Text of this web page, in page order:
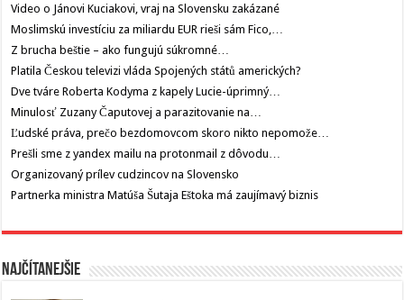
Video o Jánovi Kuciakovi, vraj na Slovensku zakázané
Moslimskú investíciu za miliardu EUR rieši sám Fico,…
Z brucha beštie – ako fungujú súkromné…
Platila Českou televizi vláda Spojených států amerických?
Dve tváre Roberta Kodyma z kapely Lucie-úprimný…
Minulosť Zuzany Čaputovej a parazitovanie na…
Ľudské práva, prečo bezdomovcom skoro nikto nepomože…
Prešli sme z yandex mailu na protonmail z dôvodu…
Organizovaný prílev cudzincov na Slovensko
Partnerka ministra Matúša Šutaja Eštoka má zaujímavý biznis
Najčítanejšie